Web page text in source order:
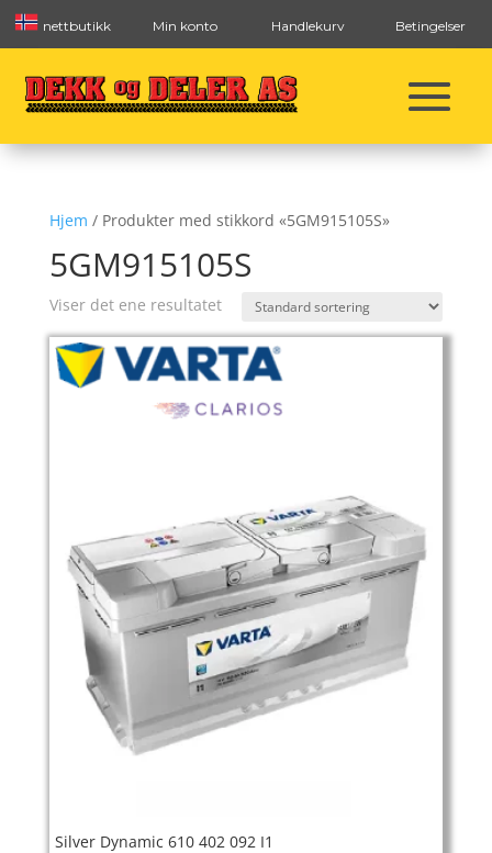
nettbutikk Min konto Handlekurv Betingelser
Hjem / Produkter med stikkord «5GM915105S»
5GM915105S
Viser det ene resultatet
Silver Dynamic 610 402 092 I1